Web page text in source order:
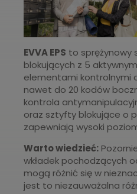
EVVA EPS to
blokujących z 5
elementami kontrolnymi
nawet do 20 kodów
kontrola
oraz sztyfty blokujące o
zapewniają wysoki
Warto wiedzieć:
wkładek pochodzących
mogą różnić się w
jest to niezauważalna